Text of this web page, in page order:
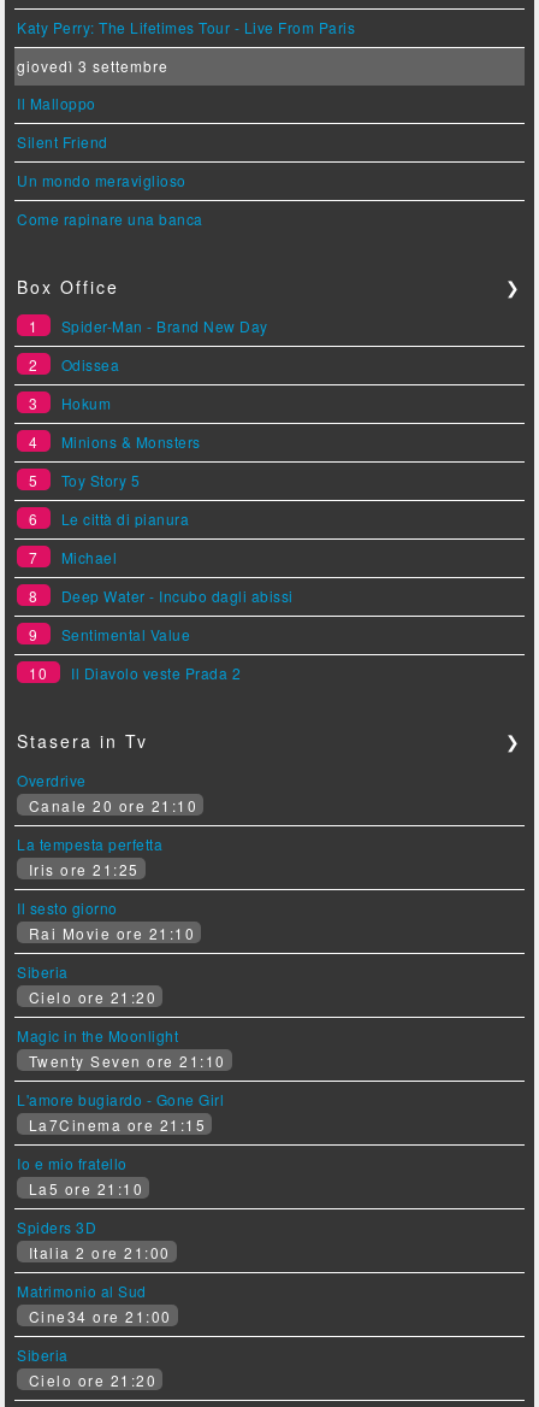
Katy Perry: The Lifetimes Tour - Live From Paris
giovedì 3 settembre
Il Malloppo
Silent Friend
Un mondo meraviglioso
Come rapinare una banca
Box Office ❯
1
Spider-Man - Brand New Day
2
Odissea
3
Hokum
4
Minions & Monsters
5
Toy Story 5
6
Le città di pianura
7
Michael
8
Deep Water - Incubo dagli abissi
9
Sentimental Value
10
Il Diavolo veste Prada 2
Stasera in Tv ❯
Overdrive
Canale 20 ore 21:10
La tempesta perfetta
Iris ore 21:25
Il sesto giorno
Rai Movie ore 21:10
Siberia
Cielo ore 21:20
Magic in the Moonlight
Twenty Seven ore 21:10
L'amore bugiardo - Gone Girl
La7Cinema ore 21:15
Io e mio fratello
La5 ore 21:10
Spiders 3D
Italia 2 ore 21:00
Matrimonio al Sud
Cine34 ore 21:00
Siberia
Cielo ore 21:20